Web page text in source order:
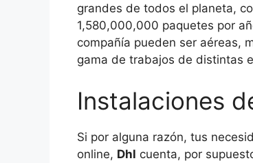
grandes de todos el planeta,
1,580,000,000 paquetes por
compañía pueden ser aéreas,
gama de trabajos de distintas
Instalaciones
Si por alguna razón, tus
online, Dhl cuenta, por